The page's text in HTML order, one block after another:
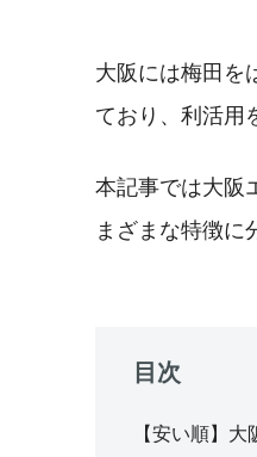
大阪には梅田を
ており、利活用
本記事では大阪
まざまな特徴に
目次
【安い順】